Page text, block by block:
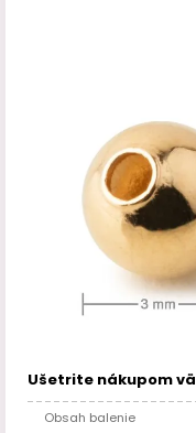
Ušetrite nákupom
Obsah balenie